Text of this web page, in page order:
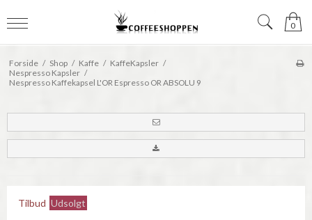
0
Forside / Shop / Kaffe / KaffeKapsler /
Nespresso Kapsler /
Nespresso Kaffekapsel L'OR Espresso OR ABSOLU 9
Tilbud Udsolgt